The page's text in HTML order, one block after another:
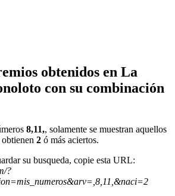
obtenidos en La
con su combinación
8,11,, solamente se muestran aquellos
obtienen 2 ó más aciertos.
su busqueda, copie esta URL:
?